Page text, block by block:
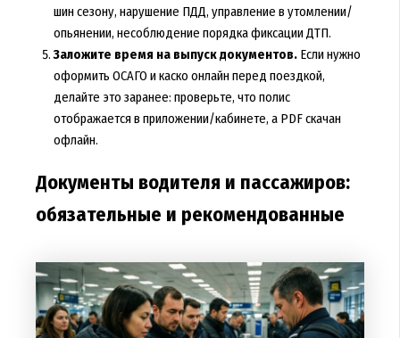
шин сезону, нарушение ПДД, управление в утомлении/
опьянении, несоблюдение порядка фиксации ДТП.
Заложите время на выпуск документов.Если нужно
оформить ОСАГО и каско онлайн перед поездкой,
делайте это заранее: проверьте, что полис
отображается в приложении/кабинете, а PDF скачан
офлайн.
Документы водителя и пассажиров:
обязательные и рекомендованные